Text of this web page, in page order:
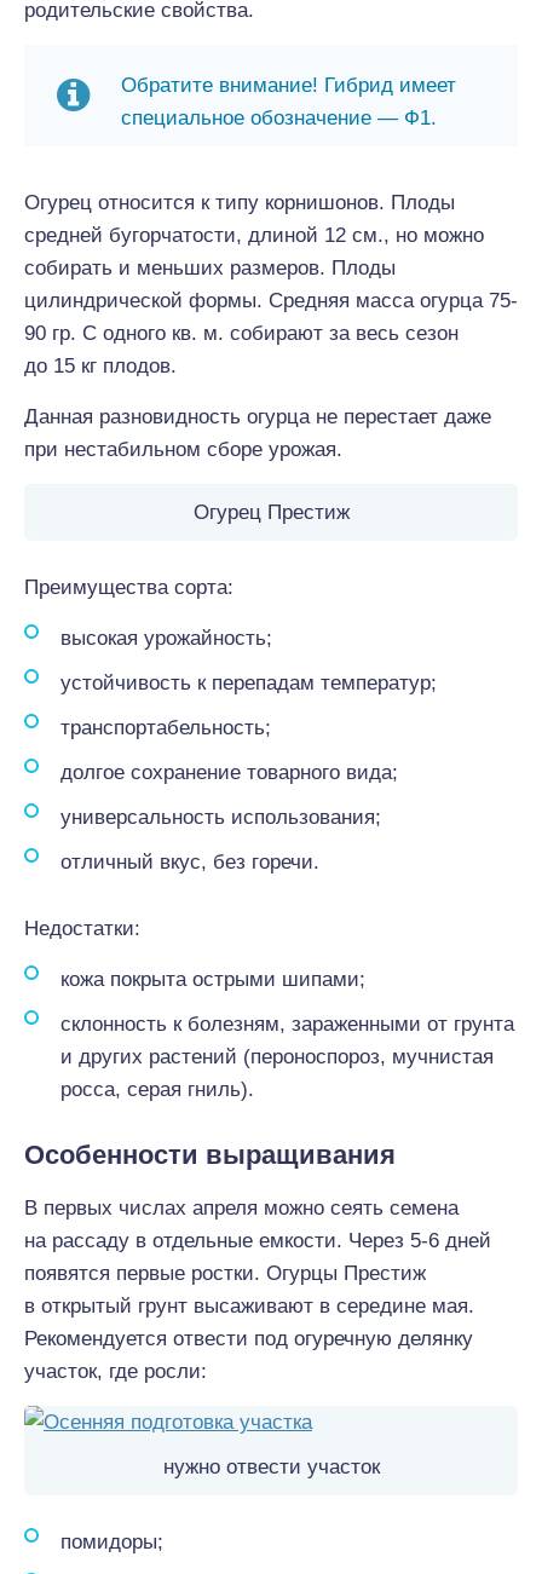
родительские свойства.
Обратите внимание! Гибрид имеет
специальное обозначение — Ф1.
Огурец относится к типу корнишонов. Плоды
средней бугорчатости, длиной 12 см., но можно
собирать и меньших размеров. Плоды
цилиндрической формы. Средняя масса огурца 75-
90 гр. С одного кв. м. собирают за весь сезон
до 15 кг плодов.
Данная разновидность огурца не перестает даже
при нестабильном сборе урожая.
Огурец Престиж
Преимущества сорта:
высокая урожайность;
устойчивость к перепадам температур;
транспортабельность;
долгое сохранение товарного вида;
универсальность использования;
отличный вкус, без горечи.
Недостатки:
кожа покрыта острыми шипами;
склонность к болезням, зараженными от грунта
и других растений (пероноспороз, мучнистая
росса, серая гниль).
Особенности выращивания
В первых числах апреля можно сеять семена
на рассаду в отдельные емкости. Через 5-6 дней
появятся первые ростки. Огурцы Престиж
в открытый грунт высаживают в середине мая.
Рекомендуется отвести под огуречную делянку
участок, где росли:
нужно отвести участок
помидоры;